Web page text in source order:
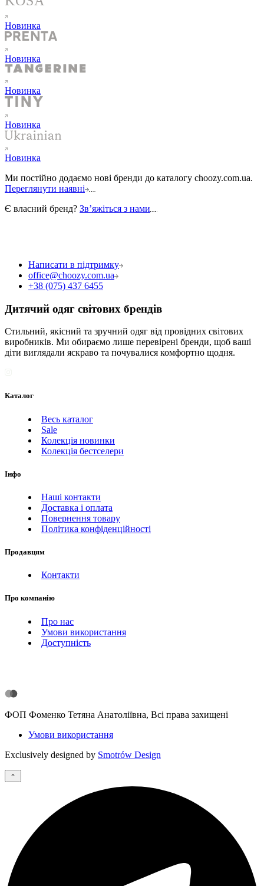
Новинка
Новинка
Новинка
Новинка
Новинка
Ми постійно додаємо нові бренди до каталогу choozy.com.ua.
Переглянути наявні
Є власний бренд? Звʼяжіться з нами
Написати в підтримку
office@choozy.com.ua
+38 (075) 437 6455
Дитячий одяг світових брендів
Стильний, якісний та зручний одяг від провідних світових
виробників. Ми обираємо лише перевірені бренди, щоб ваші
діти виглядали яскраво та почувалися комфортно щодня.
Каталог
Весь каталог
Sale
Колекція новинки
Колекція бестселери
Інфо
Наші контакти
Доставка і оплата
Повернення товару
Політика конфіденційності
Продавцям
Контакти
Про компанію
Про нас
Умови використання
Доступність
ФОП Фоменко Тетяна Анатоліївна, Всі права захищені
Умови використання
Exclusively designed by Smotrów Design